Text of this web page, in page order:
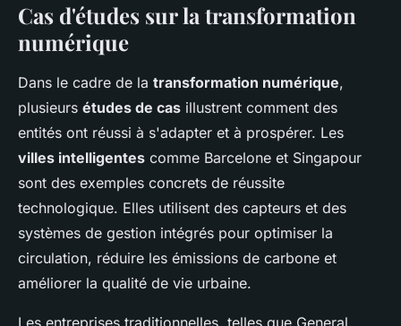
Cas d'études sur la transformation
numérique
Dans le cadre de la transformation numérique,
plusieurs études de cas illustrent comment des
entités ont réussi à s'adapter et à prospérer. Les
villes intelligentes comme Barcelone et Singapour
sont des exemples concrets de réussite
technologique. Elles utilisent des capteurs et des
systèmes de gestion intégrés pour optimiser la
circulation, réduire les émissions de carbone et
améliorer la qualité de vie urbaine.
Les entreprises traditionnelles, telles que General